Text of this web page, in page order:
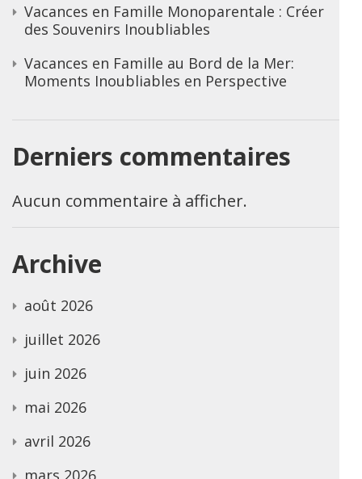
Vacances en Famille Monoparentale : Créer
des Souvenirs Inoubliables
Vacances en Famille au Bord de la Mer:
Moments Inoubliables en Perspective
Derniers commentaires
Aucun commentaire à afficher.
Archive
août 2026
juillet 2026
juin 2026
mai 2026
avril 2026
mars 2026